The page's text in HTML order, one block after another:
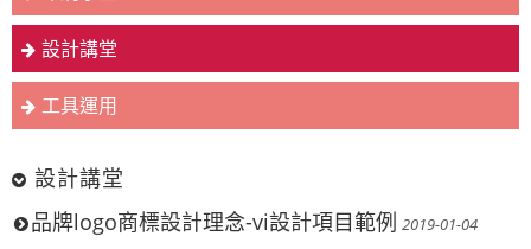
設計講堂
工具運用
設計講堂
品牌logo商標設計理念-vi設計項目範例 2019-01-04